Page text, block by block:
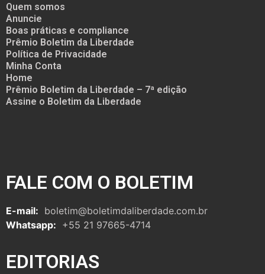
Quem somos
Anuncie
Boas práticas e compliance
Prêmio Boletim da Liberdade
Política de Privacidade
Minha Conta
Home
Prêmio Boletim da Liberdade – 7ª edição
Assine o Boletim da Liberdade
FALE COM O BOLETIM
E-mail: boletim@boletimdaliberdade.com.br
Whatsapp: +55 21 97665-4714
EDITORIAS